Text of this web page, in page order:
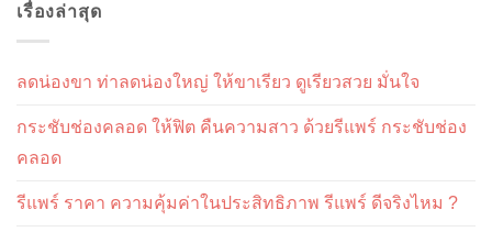
เรื่องล่าสุด
ลดน่องขา ท่าลดน่องใหญ่ ให้ขาเรียว ดูเรียวสวย มั่นใจ
กระชับช่องคลอด ให้ฟิต คืนความสาว ด้วยรีแพร์ กระชับช่อง
คลอด
รีแพร์ ราคา ความคุ้มค่าในประสิทธิภาพ รีแพร์ ดีจริงไหม ?